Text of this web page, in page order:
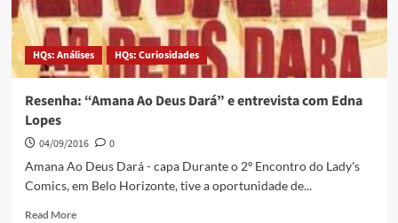
HQs: Análises HQs: Curiosidades
Resenha: “Amana Ao Deus Dará” e entrevista com Edna
Lopes
04/09/2016
0
Amana Ao Deus Dará - capa Durante o 2º Encontro do Lady's
Comics, em Belo Horizonte, tive a oportunidade de...
Read More